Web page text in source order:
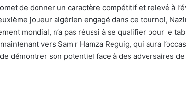
de donner un caractère compétitif et relevé à
joueur algérien engagé dans ce tournoi,
mondial, n’a pas réussi à se qualifier pour le
vers Samir Hamza Reguig, qui aura
démontrer son potentiel face à des adversaires de